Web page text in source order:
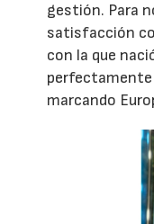
gestión. Para
satisfacción
con la que
perfectamente
marcando